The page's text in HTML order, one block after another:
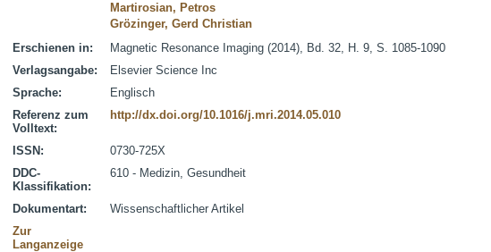
Martirosian, Petros
Grözinger, Gerd Christian
Erschienen in:
Magnetic Resonance Imaging (2014), Bd. 32, H. 9, S. 1085-1090
Verlagsangabe:
Elsevier Science Inc
Sprache:
Englisch
Referenz zum
Volltext:
http://dx.doi.org/10.1016/j.mri.2014.05.010
ISSN:
0730-725X
DDC-
Klassifikation:
610 - Medizin, Gesundheit
Dokumentart:
Wissenschaftlicher Artikel
Zur
Langanzeige